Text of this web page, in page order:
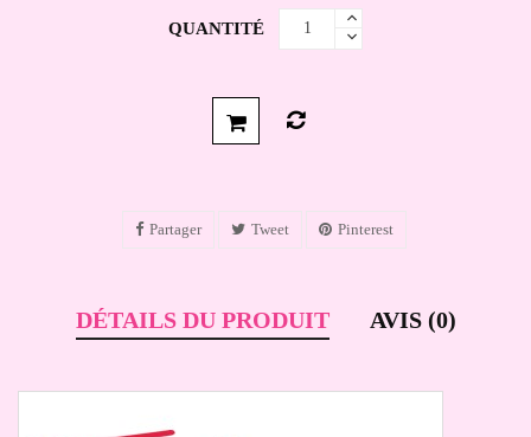
QUANTITÉ
Partager Tweet Pinterest
DÉTAILS DU PRODUIT AVIS (0)